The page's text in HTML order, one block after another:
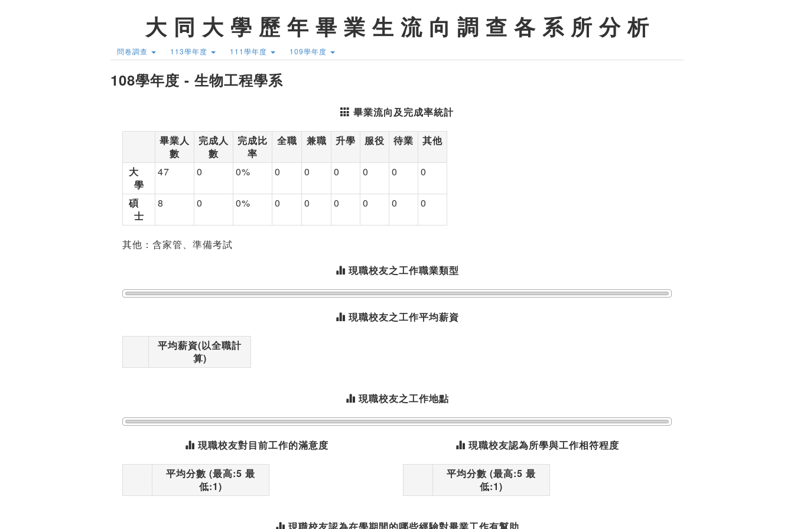
大 同 大 學 歷 年 畢 業 生 流 向 調 查 各 系 所 分 析
問卷調查 113學年度 111學年度 109學年度
108學年度 - 生物工程學系
畢業流向及完成率統計
畢業人
數
完成人
數
完成比
率
全職 兼職 升學 服役 待業 其他
大
學
47 0 0% 0 0 0 0 0 0
碩
士
8 0 0% 0 0 0 0 0 0
其他：含家管、準備考試
現職校友之工作職業類型
現職校友之工作平均薪資
平均薪資(以全職計
算)
現職校友之工作地點
現職校友對目前工作的滿意度 現職校友認為所學與工作相符程度
平均分數 (最高:5 最
低:1)
平均分數 (最高:5 最
低:1)
現職校友認為在學期間的哪些經驗對畢業工作有幫助